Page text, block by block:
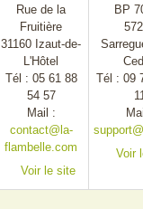
Rue de la
Fruitière
31160 Izaut-de-
L'Hôtel
Tél : 05 61 88
54 57
Mail :
contact@la-
flambelle.com
Voir le site
BP
Tél : 09
Voir